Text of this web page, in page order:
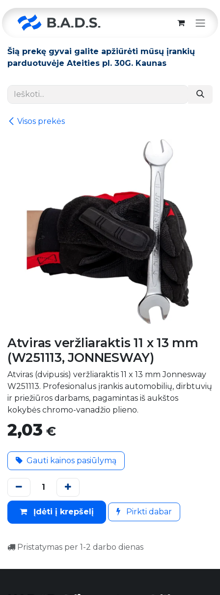
Šią prekę gyvai galite apžiūrėti mūsų įrankių
parduotuvėje Ateities pl. 30G. Kaunas
Visos prekės
Atviras veržliaraktis 11 x 13 mm
(W251113, JONNESWAY)
Atviras (dvipusis) veržliaraktis 11 x 13 mm Jonnesway
W251113. Profesionalus įrankis automobilių, dirbtuvių
ir priežiūros darbams, pagamintas iš aukštos
kokybės chromo-vanadžio plieno.
2,03 €
Gauti kainos pasiūlymą
Įdėti į krepšelį Pirkti dabar
Pristatymas per 1-2 darbo dienas